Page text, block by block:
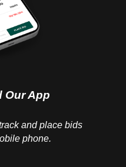
Our App
and place bids
phone.